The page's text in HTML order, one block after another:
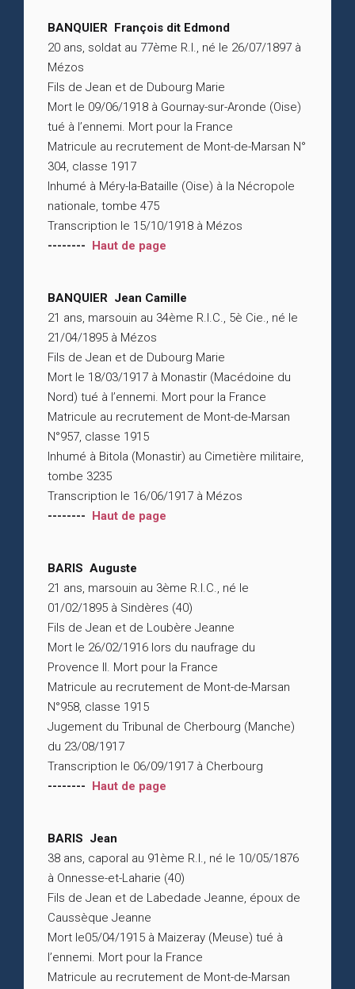
BANQUIER François dit Edmond
20 ans, soldat au 77ème R.I., né le 26/07/1897 à
Mézos
Fils de Jean et de Dubourg Marie
Mort le 09/06/1918 à Gournay-sur-Aronde (Oise)
tué à l’ennemi. Mort pour la France
Matricule au recrutement de Mont-de-Marsan N°
304, classe 1917
Inhumé à Méry-la-Bataille (Oise) à la Nécropole
nationale, tombe 475
Transcription le 15/10/1918 à Mézos
-------- Haut de page
BANQUIER Jean Camille
21 ans, marsouin au 34ème R.I.C., 5è Cie., né le
21/04/1895 à Mézos
Fils de Jean et de Dubourg Marie
Mort le 18/03/1917 à Monastir (Macédoine du
Nord) tué à l’ennemi. Mort pour la France
Matricule au recrutement de Mont-de-Marsan
N°957, classe 1915
Inhumé à Bitola (Monastir) au Cimetière militaire,
tombe 3235
Transcription le 16/06/1917 à Mézos
-------- Haut de page
BARIS Auguste
21 ans, marsouin au 3ème R.I.C., né le
01/02/1895 à Sindères (40)
Fils de Jean et de Loubère Jeanne
Mort le 26/02/1916 lors du naufrage du
Provence II. Mort pour la France
Matricule au recrutement de Mont-de-Marsan
N°958, classe 1915
Jugement du Tribunal de Cherbourg (Manche)
du 23/08/1917
Transcription le 06/09/1917 à Cherbourg
-------- Haut de page
BARIS Jean
38 ans, caporal au 91ème R.I., né le 10/05/1876
à Onnesse-et-Laharie (40)
Fils de Jean et de Labedade Jeanne, époux de
Caussèque Jeanne
Mort le05/04/1915 à Maizeray (Meuse) tué à
l’ennemi. Mort pour la France
Matricule au recrutement de Mont-de-Marsan